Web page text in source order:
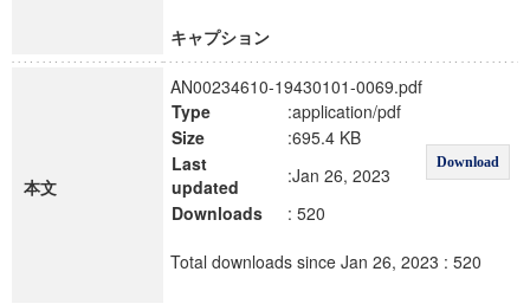
キャプション
本文
AN00234610-19430101-0069.pdf
Type
:application/pdf
Download
Size
:695.4 KB
Last
updated
:Jan 26, 2023
Downloads
: 520
Total downloads since Jan 26, 2023 : 520